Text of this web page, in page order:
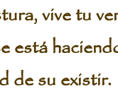
vive tu
está
de su existir.